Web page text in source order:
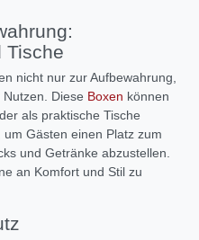
Tische
nicht nur zur Aufbewahrung,
Diese Boxen können
als praktische Tische
Gästen einen Platz zum
und Getränke abzustellen.
an Komfort und Stil zu